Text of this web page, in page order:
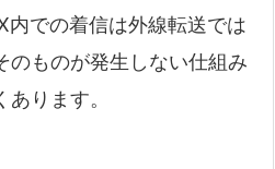
内での着信は外線転送では
のものが発生しない仕組み
ります。